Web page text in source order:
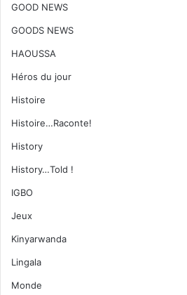
GOOD NEWS
GOODS NEWS
HAOUSSA
Héros du jour
Histoire
Histoire…Raconte!
History
History…Told !
IGBO
Jeux
Kinyarwanda
Lingala
Monde